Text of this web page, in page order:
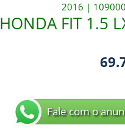
2016 | 109000
HONDA FIT 1.5
Fale com o